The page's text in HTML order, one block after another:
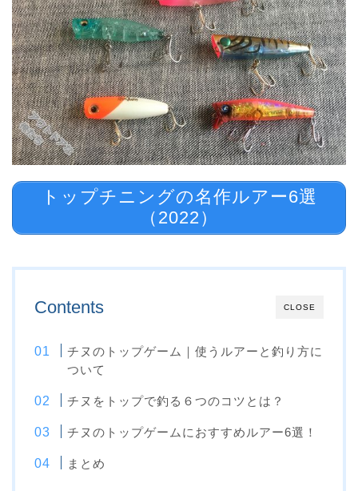
トップチニングの名作ルアー6選
（2022）
CLOSE
Contents
チヌのトップゲーム｜使うルアーと釣り方に
ついて
チヌをトップで釣る６つのコツとは？
チヌのトップゲームにおすすめルアー6選！
まとめ